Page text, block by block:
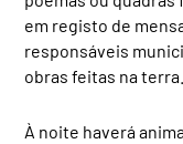
em registo de
responsáveis
obras feitas na terra.
À noite haverá